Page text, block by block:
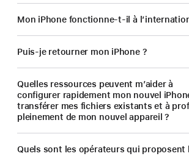
Mon iPhone fonctionne-t-il à
Puis-je retourner mon iPhone ?
Quelles ressources peuvent m’aider à
configurer rapidement mon nouvel
transférer mes fichiers existants et à
pleinement de mon nouvel appareil ?
Quels sont les opérateurs qui proposent